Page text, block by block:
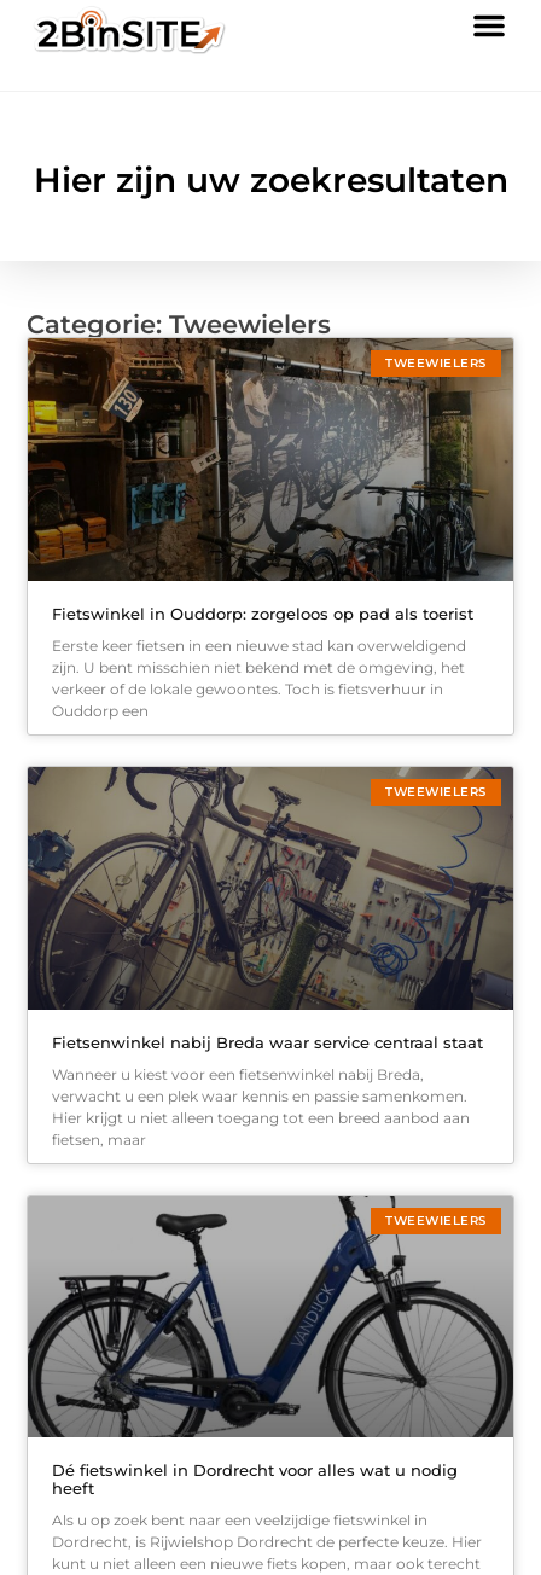
Hier zijn uw zoekresultaten
Categorie: Tweewielers
TWEEWIELERS
Fietswinkel in Ouddorp: zorgeloos op pad als toerist
Eerste keer fietsen in een nieuwe stad kan overweldigend
zijn. U bent misschien niet bekend met de omgeving, het
verkeer of de lokale gewoontes. Toch is fietsverhuur in
Ouddorp een
TWEEWIELERS
Fietsenwinkel nabij Breda waar service centraal staat
Wanneer u kiest voor een fietsenwinkel nabij Breda,
verwacht u een plek waar kennis en passie samenkomen.
Hier krijgt u niet alleen toegang tot een breed aanbod aan
fietsen, maar
TWEEWIELERS
Dé fietswinkel in Dordrecht voor alles wat u nodig
heeft
Als u op zoek bent naar een veelzijdige fietswinkel in
Dordrecht, is Rijwielshop Dordrecht de perfecte keuze. Hier
kunt u niet alleen een nieuwe fiets kopen, maar ook terecht